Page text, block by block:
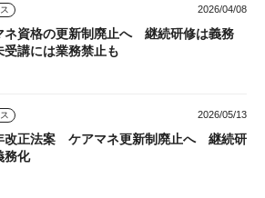
2026/04/08
ネ資格の更新制廃止へ 継続研修は義務
受講には業務禁止も
2026/05/13
改正法案 ケアマネ更新制廃止へ 継続研
務化